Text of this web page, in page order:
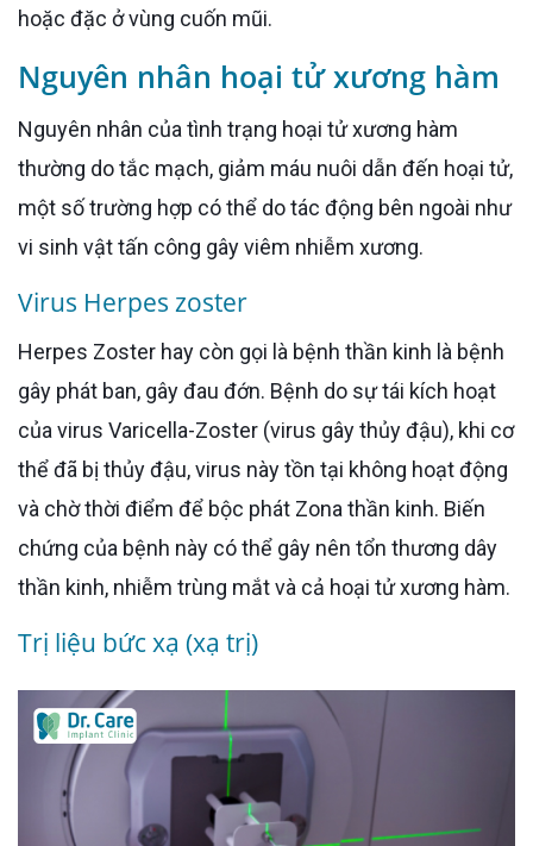
hoặc đặc ở vùng cuốn mũi.
Nguyên nhân hoại tử xương hàm
Nguyên nhân của tình trạng hoại tử xương hàm
thường do tắc mạch, giảm máu nuôi dẫn đến hoại tử,
một số trường hợp có thể do tác động bên ngoài như
vi sinh vật tấn công gây viêm nhiễm xương.
Virus Herpes zoster
Herpes Zoster hay còn gọi là bệnh thần kinh là bệnh
gây phát ban, gây đau đớn. Bệnh do sự tái kích hoạt
của virus Varicella-Zoster (virus gây thủy đậu), khi cơ
thể đã bị thủy đậu, virus này tồn tại không hoạt động
và chờ thời điểm để bộc phát Zona thần kinh. Biến
chứng của bệnh này có thể gây nên tổn thương dây
thần kinh, nhiễm trùng mắt và cả hoại tử xương hàm.
Trị liệu bức xạ (xạ trị)